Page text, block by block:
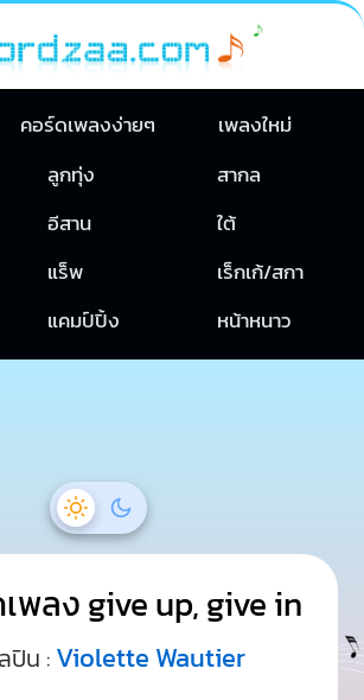
คอร์ดเพลงง่ายๆ
เพลงใหม่
ลูกทุ่ง
สากล
อีสาน
ใต้
แร็พ
เร็กเก้/สกา
แคมป์ปิ้ง หน้าหนาว
พลง give up, give in
ปิน : Violette Wautier